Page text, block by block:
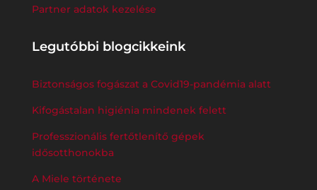
Partner adatok kezelése
Legutóbbi blogcikkeink
Biztonságos fogászat a Covid19-pandémia alatt
Kifogástalan higiénia mindenek felett
Professzionális fertőtlenítő gépek
idősotthonokba
A Miele története